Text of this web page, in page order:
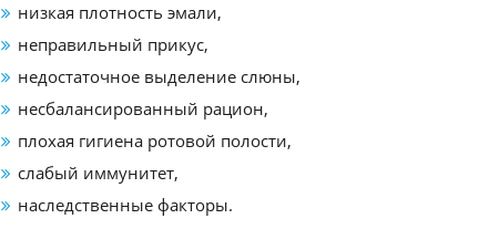
низкая плотность эмали,
неправильный прикус,
недостаточное выделение слюны,
несбалансированный рацион,
плохая гигиена ротовой полости,
слабый иммунитет,
наследственные факторы.